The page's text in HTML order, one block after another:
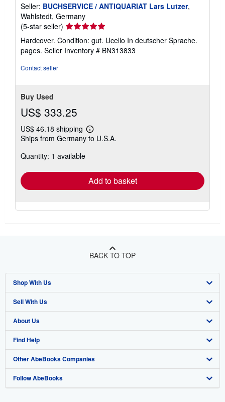
Seller: BUCHSERVICE / ANTIQUARIAT Lars Lutzer,
Wahlstedt, Germany
(5-star seller) Seller
rating
5
out
Hardcover. Condition: gut. Ucello In deutscher Sprache.
pages. Seller Inventory # BN313833
Contact seller
Buy Used
US$ 333.25
US$ 46.18 shipping
Learn
more
Ships from Germany to U.S.A.
Quantity: 1 available
Add to basket
BACK TO TOP
Shop With Us
Advanced Search
Browse Collections
My Account
My Orders
View Basket
Sell With Us
Start Selling
Join Our Affiliate Program
Book Buyback
Refer a seller
About Us
About AbeBooks
Media
Careers
Find Help
Help
Customer Support
Other AbeBooks Companies
AbeBooks.co.uk
Follow AbeBooks